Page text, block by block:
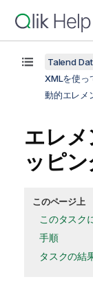
Talend
XMLを使っ
動的エレメ
エレ
ッピ
このページ上
このタスク
手順
タスクの結